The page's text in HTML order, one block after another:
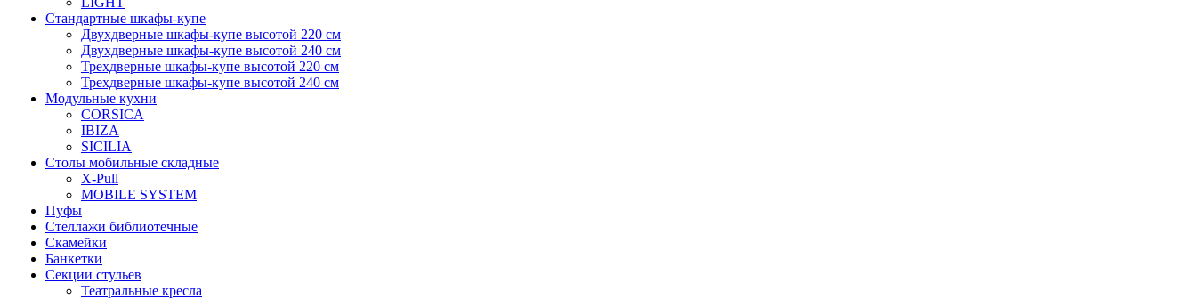
Стандартные шкафы-купе
Двухдверные шкафы-купе высотой 220 см
Двухдверные шкафы-купе высотой 240 см
Трехдверные шкафы-купе высотой 220 см
Трехдверные шкафы-купе высотой 240 см
Модульные кухни
CORSICA
IBIZA
SICILIA
Столы мобильные складные
X-Pull
MOBILE SYSTEM
Пуфы
Стеллажи библиотечные
Скамейки
Банкетки
Секции стульев
Театральные кресла